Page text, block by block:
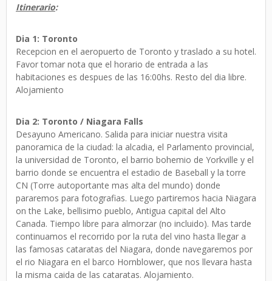
Itinerario:
Dia 1: Toronto
Recepcion en el aeropuerto de Toronto y traslado a su hotel.
Favor tomar nota que el horario de entrada a las
habitaciones es despues de las 16:00hs. Resto del dia libre.
Alojamiento
Dia 2: Toronto / Niagara Falls
Desayuno Americano. Salida para iniciar nuestra visita
panoramica de la ciudad: la alcadia, el Parlamento provincial,
la universidad de Toronto, el barrio bohemio de Yorkville y el
barrio donde se encuentra el estadio de Baseball y la torre
CN (Torre autoportante mas alta del mundo) donde
pararemos para fotografias. Luego partiremos hacia Niagara
on the Lake, bellisimo pueblo, Antigua capital del Alto
Canada. Tiempo libre para almorzar (no incluido). Mas tarde
continuamos el recorrido por la ruta del vino hasta llegar a
las famosas cataratas del Niagara, donde navegaremos por
el rio Niagara en el barco Hornblower, que nos llevara hasta
la misma caida de las cataratas. Alojamiento.